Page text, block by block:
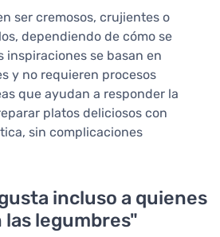
ser cremosos, crujientes o
dependiendo de cómo se
inspiraciones se basan en
y no requieren procesos
que ayudan a responder la
platos deliciosos con
sin complicaciones
incluso a quienes
legumbres"